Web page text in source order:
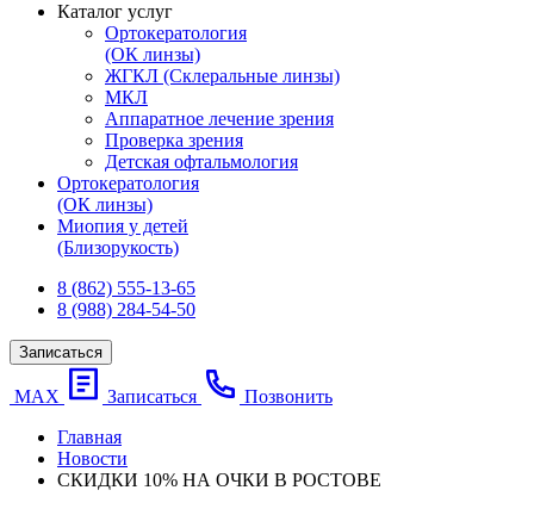
Каталог услуг
Ортокератология
(ОК линзы)
ЖГКЛ (Склеральные линзы)
МКЛ
Аппаратное лечение зрения
Проверка зрения
Детская офтальмология
Ортокератология
(ОК линзы)
Миопия у детей
(Близорукость)
8 (862) 555-13-65
8 (988) 284-54-50
Записаться
МАХ Записаться
Позвонить
Главная
Новости
СКИДКИ 10% НА ОЧКИ В РОСТОВЕ